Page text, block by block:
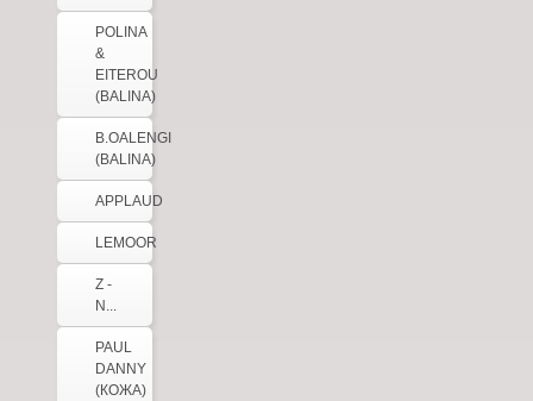
POLINA
&
EITEROU
(BALINA)
B.OALENGI
(BALINA)
APPLAUD
LEMOOR
Z -
N...
PAUL
DANNY
(КОЖА)